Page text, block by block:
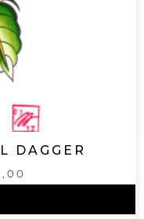
DAGGER